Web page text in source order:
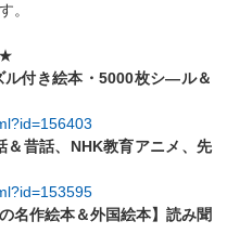
。
★
付き絵本・5000枚シ―ル＆
＆昔話、NHK教育アニメ、先
名作絵本＆外国絵本】読み聞